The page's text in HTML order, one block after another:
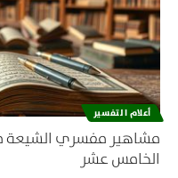
أعلام التفسير
مشاهير مفسري الشيعة
الخامس عشر